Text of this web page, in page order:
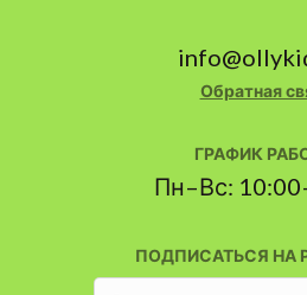
ПОДПИСАТЬСЯ НА
Обратная
ГРАФИК
Пн–Вс: